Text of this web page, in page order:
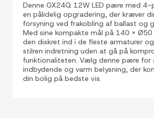
Denne GX24Q 12W LED pære med
en pålidelig opgradering, der kræver
forsyning ved frakobling af ballast og
Med sine kompakte mål på 140 x
den diskret ind i de fleste armaturer
stilren indretning uden at gå på
funktionaliteten. Vælg denne pære for
indbydende og varm belysning, der
din bolig på bedste vis.